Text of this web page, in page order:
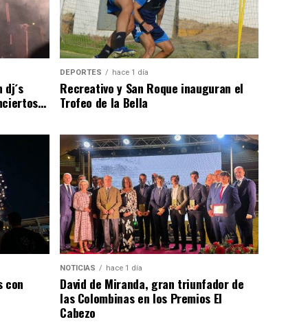
DEPORTES hace 1 día
Recreativo y San Roque inauguran el
Trofeo de la Bella
con
NOTICIAS hace 1 día
David de Miranda, gran triunfador de
las Colombinas en los Premios El
Cabezo